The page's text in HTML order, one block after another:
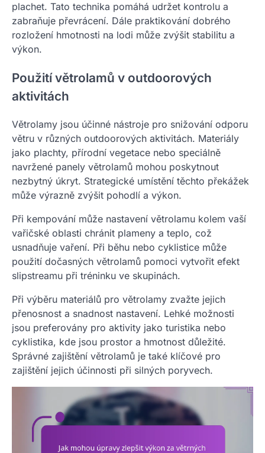
plachet. Tato technika pomáhá udržet kontrolu a
zabraňuje převrácení. Dále praktikování dobrého
rozložení hmotnosti na lodi může zvýšit stabilitu a
výkon.
Použití větrolamů v outdoorových
aktivitách
Větrolamy jsou účinné nástroje pro snižování odporu
větru v různých outdoorových aktivitách. Materiály
jako plachty, přírodní vegetace nebo speciálně
navržené panely větrolamů mohou poskytnout
nezbytný úkryt. Strategické umístění těchto překážek
může výrazně zvýšit pohodlí a výkon.
Při kempování může nastavení větrolamu kolem vaší
vařičské oblasti chránit plameny a teplo, což
usnadňuje vaření. Při běhu nebo cyklistice může
použití dočasných větrolamů pomoci vytvořit efekt
slipstreamu při tréninku ve skupinách.
Při výběru materiálů pro větrolamy zvažte jejich
přenosnost a snadnost nastavení. Lehké možnosti
jsou preferovány pro aktivity jako turistika nebo
cyklistika, kde jsou prostor a hmotnost důležité.
Správné zajištění větrolamů je také klíčové pro
zajištění jejich účinnosti při silných poryvech.